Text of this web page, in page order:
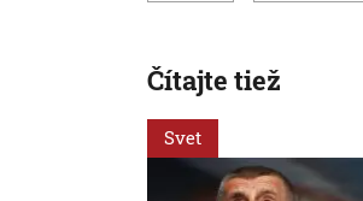
Čítajte tiež
Svet